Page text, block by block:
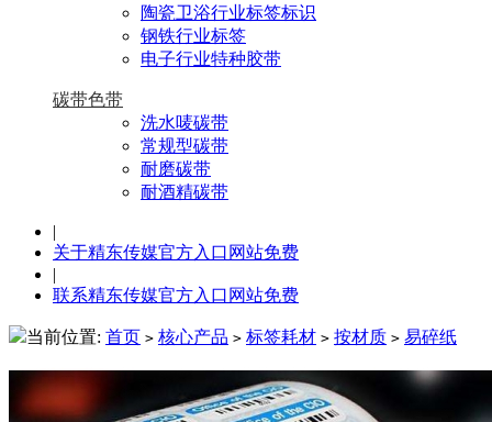
陶瓷卫浴行业标签标识
钢铁行业标签
电子行业特种胶带
碳带色带
洗水唛碳带
常规型碳带
耐磨碳带
耐酒精碳带
|
关于精东传媒官方入口网站免费
|
联系精东传媒官方入口网站免费
当前位置: 首页 > 核心产品 > 标签耗材 > 按材质 > 易碎纸